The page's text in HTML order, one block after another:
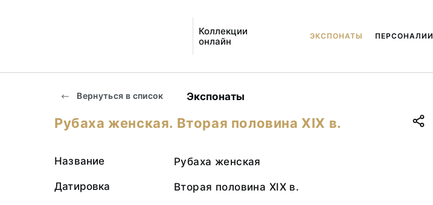
Коллекции
онлайн
ЭКСПОНАТЫ ПЕРСОНАЛИИ
Вернуться в список Экспонаты
Рубаха женская. Вторая половина ХIХ в.
Название Рубаха женская
Датировка Вторая половина ХIХ в.